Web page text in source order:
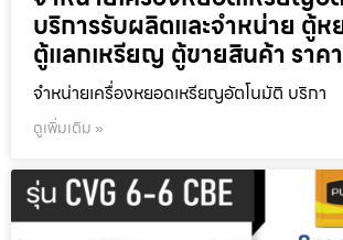
บริการรับผลิตและจำหน่าย ตู้
ตู้แลกเหรียญ ตู้ขายสินค้า ราค
จำหน่ายเครื่องหยอดเหรียญ​อัตโนมัติ บริกา
ดูเพิ่มเติม »